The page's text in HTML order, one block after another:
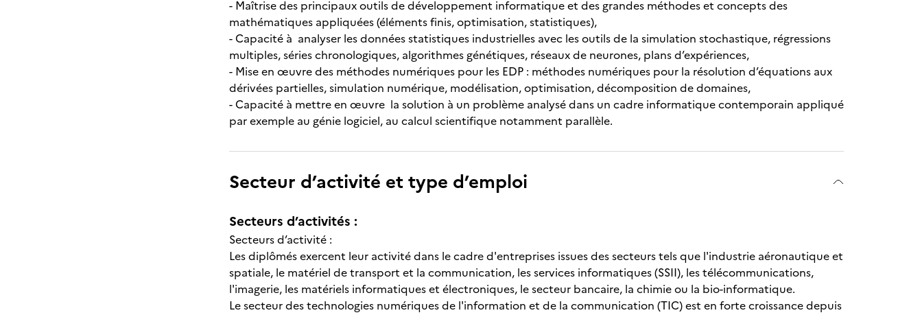
- Maîtrise des principaux outils de développement informatique et des grandes méthodes et concepts des
mathématiques appliquées (éléments finis, optimisation, statistiques),
- Capacité à analyser les données statistiques industrielles avec les outils de la simulation stochastique, régressions
multiples, séries chronologiques, algorithmes génétiques, réseaux de neurones, plans d’expériences,
- Mise en œuvre des méthodes numériques pour les EDP : méthodes numériques pour la résolution d’équations aux
dérivées partielles, simulation numérique, modélisation, optimisation, décomposition de domaines,
- Capacité à mettre en œuvre la solution à un problème analysé dans un cadre informatique contemporain appliqué
par exemple au génie logiciel, au calcul scientifique notamment parallèle.
Secteur d’activité et type d’emploi
Secteurs d’activités :
Secteurs d’activité :
Les diplômés exercent leur activité dans le cadre d'entreprises issues des secteurs tels que l'industrie aéronautique et
spatiale, le matériel de transport et la communication, les services informatiques (SSII), les télécommunications,
l'imagerie, les matériels informatiques et électroniques, le secteur bancaire, la chimie ou la bio-informatique.
Le secteur des technologies numériques de l'information et de la communication (TIC) est en forte croissance depuis